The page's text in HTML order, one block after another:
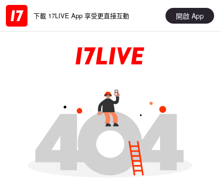
下載 17LIVE App 享受更直接互動 開啟 App